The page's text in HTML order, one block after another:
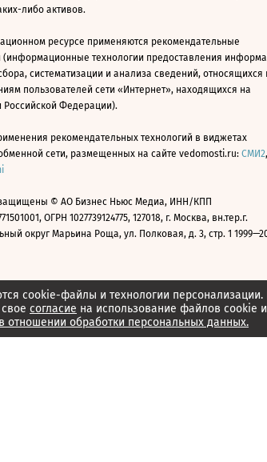
cookie-файлы и технологии
согласие на использование файлов cookie
отношении обработки персональных данных.
либо активов.
ресурсе применяются рекомендательные
(информационные технологии предоставления
систематизации и анализа сведений, относящихся
пользователей сети «Интернет», находящихся на
Российской Федерации).
рекомендательных технологий в виджетах
сети, размещенных на сайте vedomosti.ru: СМИ2,
© АО Бизнес Ньюс Медиа, ИНН/КПП
ОГРН 1027739124775, 127018, г. Москва, вн.тер.г.
округ Марьина Роща, ул. Полковая, д. 3, стр. 1